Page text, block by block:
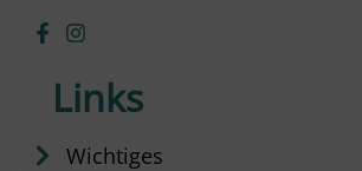
Links
Wichtiges